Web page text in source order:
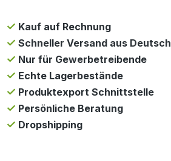
Kauf auf Rechnung
Schneller Versand aus
Nur für Gewerbetreibende
Echte Lagerbestände
Produktexport Schnittstelle
Persönliche Beratung
Dropshipping